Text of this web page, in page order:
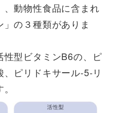
動物性食品に含まれ
の３種類がありま
性型ビタミンB6の、ピ
、ピリドキサール-5-リ